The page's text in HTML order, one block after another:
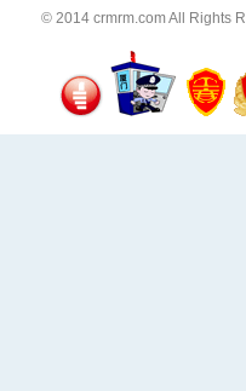
© 2014 crmrm.comAll Rights